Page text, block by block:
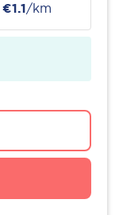
€1.1/km